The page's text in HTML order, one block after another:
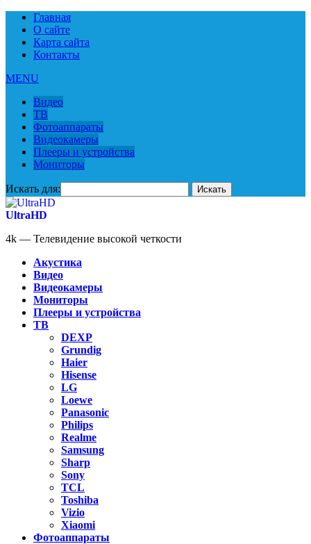
Главная
О сайте
Карта сайта
Контакты
MENU
Видео
ТВ
Фотоаппараты
Видеокамеры
Плееры и устройства
Мониторы
Искать для:
UltraHD
4k — Телевидение высокой четкости
Акустика
Видео
Видеокамеры
Мониторы
Плееры и устройства
ТВ
DEXP
Grundig
Haier
Hisense
LG
Loewe
Panasonic
Philips
Realme
Samsung
Sharp
Sony
TCL
Toshiba
Vizio
Xiaomi
Фотоаппараты